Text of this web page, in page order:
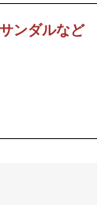
ンダルなど